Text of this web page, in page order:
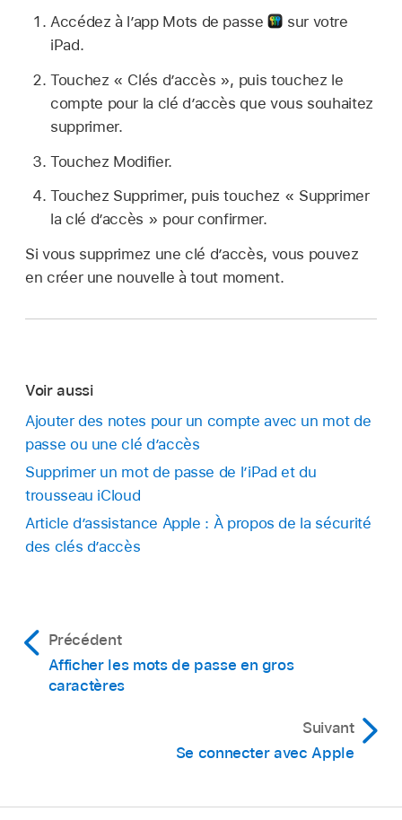
Accédez à l’app Mots de passe
sur votre
iPad.
Touchez « Clés d’accès », puis touchez le
compte pour la clé d’accès que vous souhaitez
supprimer.
Touchez Modifier.
Touchez Supprimer, puis touchez « Supprimer
la clé d’accès » pour confirmer.
Si vous supprimez une clé d’accès, vous pouvez
en créer une nouvelle à tout moment.
Voir aussi
Ajouter des notes pour un compte avec un mot de
passe ou une clé d’accès
Supprimer un mot de passe de l’iPad et du
trousseau iCloud
Article d’assistance Apple : À propos de la sécurité
des clés d’accès
Précédent
Afficher les mots de passe en gros
caractères
Suivant
Se connecter avec Apple